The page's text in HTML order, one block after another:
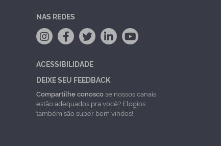
NAS REDES
ACESSIBILIDADE
DEIXE SEU FEEDBACK
Compartilhe conoscose nossos canais
estão adequados pra você? Elogios
também são super bem vindos!